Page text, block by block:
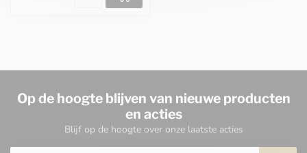
Op de hoogte blijven van nieuwe producten
en acties
Blijf op de hoogte over onze laatste acties